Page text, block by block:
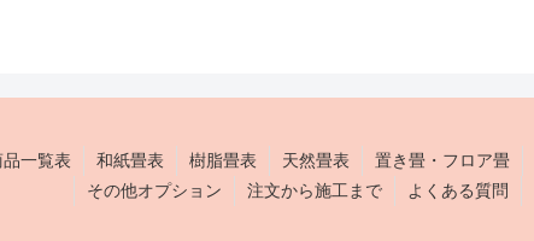
品一覧表 和紙畳表 樹脂畳表 天然畳表 置き畳・フロア畳
その他オプション
注文から施工まで よくある質問